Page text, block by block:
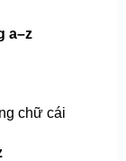
a–z
chữ cái